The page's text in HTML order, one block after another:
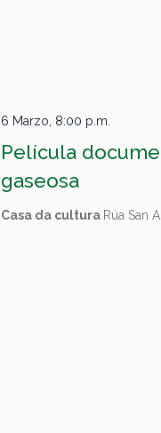
Película
gaseosa
6 Marzo, 8:00 p.m.
Casa da cultura Rúa San